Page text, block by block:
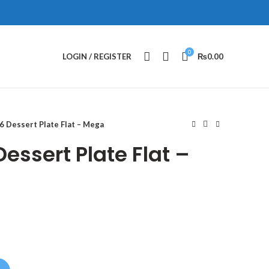
LOGIN / REGISTER 0 ₨0.00
Dessert Plate Flat – Mega
Plate Flat –